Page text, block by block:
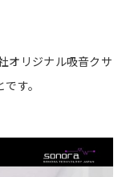
オリジナル吸音クサ
す。